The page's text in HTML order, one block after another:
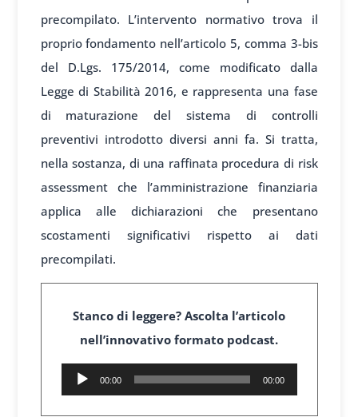
precompilato. L’intervento normativo trova il
proprio fondamento nell’articolo 5, comma 3-bis
del D.Lgs. 175/2014, come modificato dalla
Legge di Stabilità 2016, e rappresenta una fase
di maturazione del sistema di controlli
preventivi introdotto diversi anni fa. Si tratta,
nella sostanza, di una raffinata procedura di risk
assessment che l’amministrazione finanziaria
applica alle dichiarazioni che presentano
scostamenti significativi rispetto ai dati
precompilati.
Stanco di leggere? Ascolta l’articolo
nell’innovativo formato podcast.
Audio
Player
00:00 00:00